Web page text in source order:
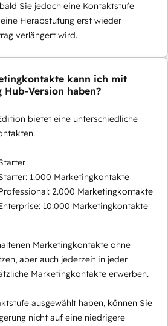
Sie jedoch eine Kontaktstufe
Herabstufung erst wieder
verlängert wird.
kann ich mit
Version haben?
bietet eine unterschiedliche
1.000 Marketingkontakte
2.000 Marketingkontakte
10.000 Marketingkontakte
Marketingkontakte ohne
aber auch jederzeit in jeder
Marketingkontakte erwerben.
ausgewählt haben, können Sie
nicht auf eine niedrigere